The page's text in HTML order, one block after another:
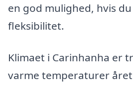
en god mulighed, hvis
fleksibilitet.
Klimaet i Carinhanha er
varme temperaturer